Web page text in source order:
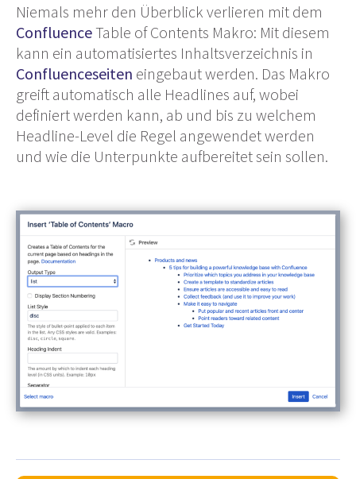
Niemals mehr den Überblick verlieren mit dem
Confluence Table of Contents Makro: Mit diesem
kann ein automatisiertes Inhaltsverzeichnis in
Confluenceseiten eingebaut werden. Das Makro
greift automatisch alle Headlines auf, wobei
definiert werden kann, ab und bis zu welchem
Headline-Level die Regel angewendet werden
und wie die Unterpunkte aufbereitet sein sollen.